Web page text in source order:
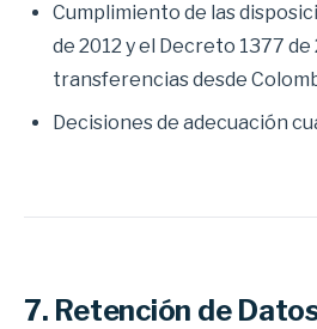
Cumplimiento de las
de 2012 y el Decreto 1377 de
transferencias desde
Decisiones de adecuación
7. Retención de